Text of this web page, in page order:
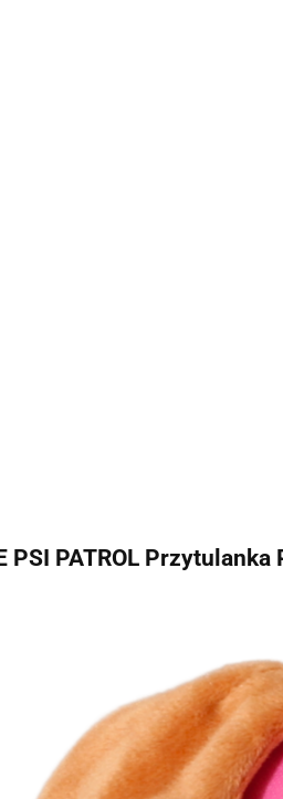
PSI PATROL